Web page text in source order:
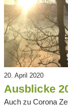
20. April 2020
Ausblicke
Auch zu Corona